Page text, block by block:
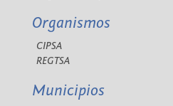
Organismos
CIPSA
REGTSA
Municipios